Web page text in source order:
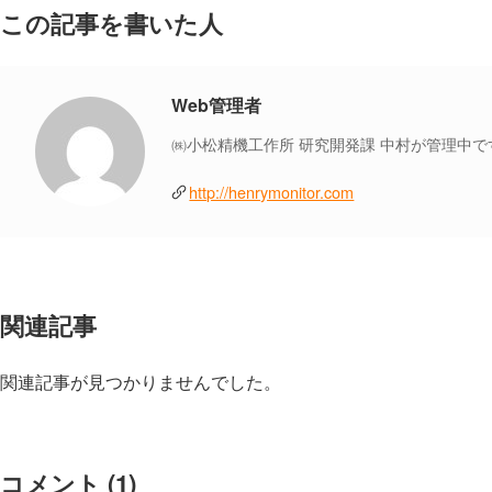
この記事を書いた人
Web管理者
㈱小松精機工作所 研究開発課 中村が管理中で
http://henrymonitor.com
関連記事
関連記事が見つかりませんでした。
コメント (1)